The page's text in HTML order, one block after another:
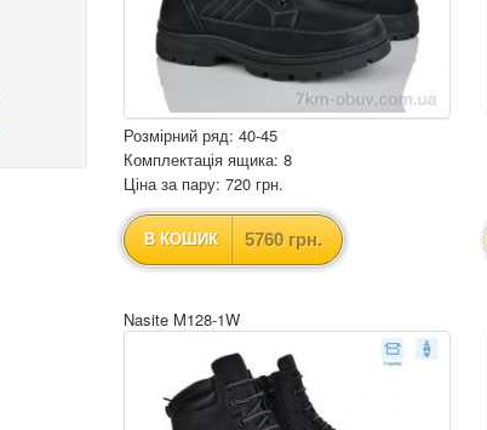
Розмірний ряд: 40-45
Комплектація ящика: 8
Ціна за пару: 720 грн.
В КОШИК 5760 грн.
Nasite M128-1W